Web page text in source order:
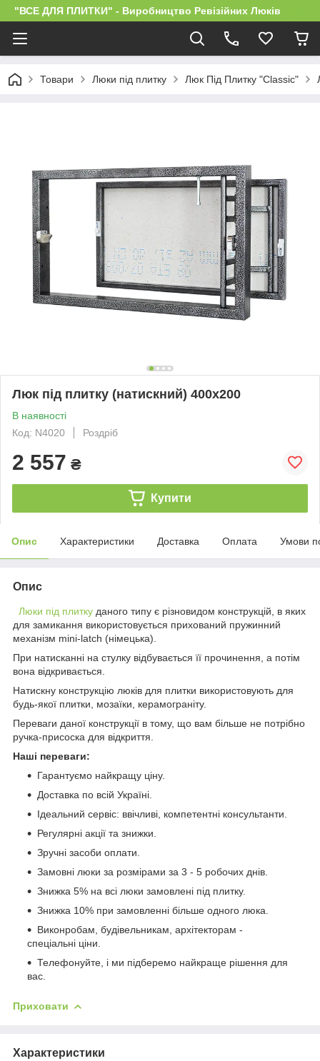
"ВСЕ ДЛЯ ПЛИТКИ" - Виробництво Ревізійних Люків
Товари Люки під плитку Люк Під Плитку "Classic"
Люк під плитку (натискний) 400х200
В наявності
Код: N4020
Роздріб
2 557 ₴
Купити
Опис Характеристики Доставка Оплата Умови
Опис
Люки під плитку даного типу є різновидом конструкцій, в яких
для замикання використовується прихований пружинний
механізм mini-latch (німецька).
При натисканні на стулку відбувається її прочинення, а потім
вона відкривається.
Натискну конструкцію люків для плитки використовують для
будь-якої плитки, мозаїки, керамограніту.
Переваги даної конструкції в тому, що вам більше не потрібно
ручка-присоска для відкриття.
Наші переваги:
Гарантуємо найкращу ціну.
Доставка по всій Україні.
Ідеальний сервіс: ввічливі, компетентні консультанти.
Регулярні акції та знижки.
Зручні засоби оплати.
Замовні люки за розмірами за 3 - 5 робочих днів.
Знижка 5% на всі люки замовлені під плитку.
Знижка 10% при замовленні більше одного люка.
Виконробам, будівельникам, архітекторам -
спеціальні ціни.
Телефонуйте, і ми підберемо найкраще рішення для
вас.
Приховати
Характеристики